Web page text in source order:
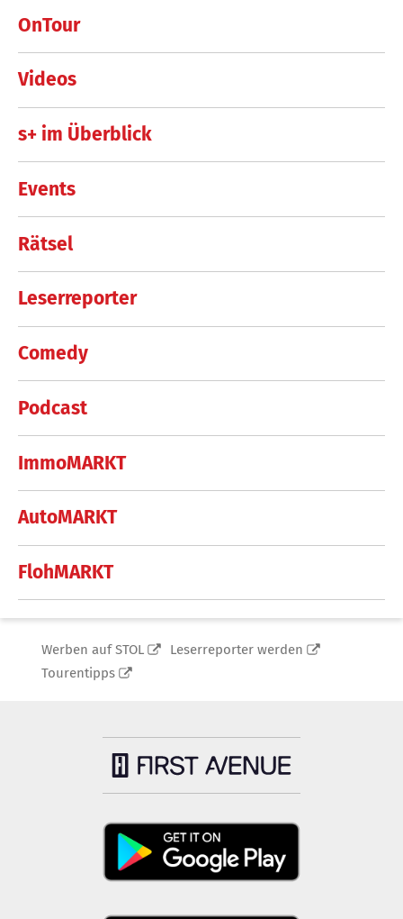
OnTour
Videos
s+ im Überblick
Events
Rätsel
Leserreporter
Comedy
Podcast
ImmoMARKT
AutoMARKT
FlohMARKT
Werben auf STOL
Leserreporter werden
Tourentipps